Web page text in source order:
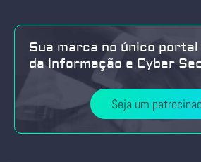
Sua marca no único
da Informação e Cyber
Seja um